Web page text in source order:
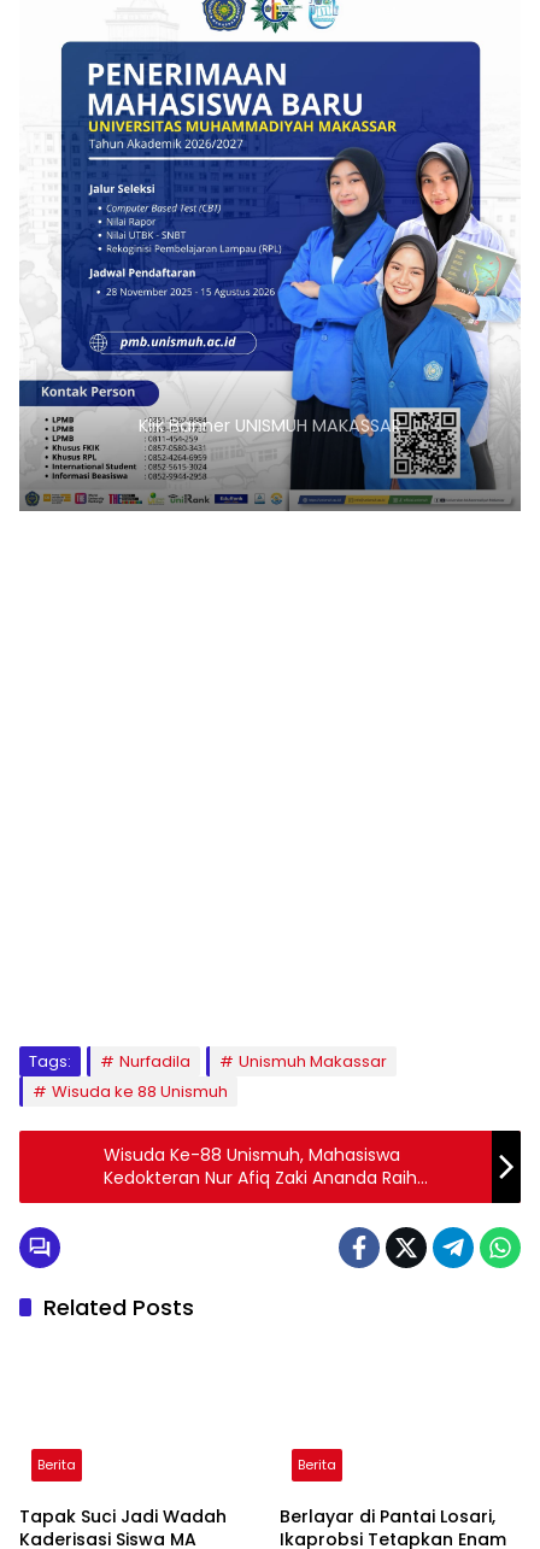
Tags: Nurfadila
Unismuh Makassar
Wisuda ke 88 Unismuh
Wisuda Ke-88 Unismuh, Mahasiswa
Kedokteran Nur Afiq Zaki Ananda Raih
Wisudawan Terbaik Universitas
Related Posts
Berita
Tapak Suci Jadi Wadah
Kaderisasi Siswa MA
Berita
Berlayar di Pantai Losari,
Ikaprobsi Tetapkan Enam